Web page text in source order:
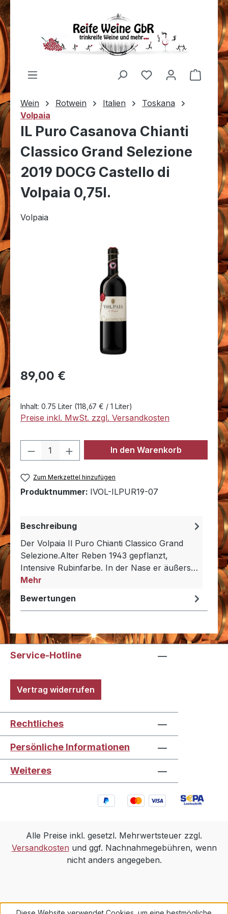
Zum Hauptinhalt springen
Du hast 0
Wein Rotwein Italien
Toskana
Volpaia
IL Puro Casanova Chianti
Classico Grand Selezione
2019 DOCG Castello di
Volpaia 0,75l.
Volpaia
Bildergalerie überspringen
Regulärer Preis:
89,00 €
Inhalt: 0.75 Liter (118,67 € / 1 Liter)
Preise inkl. MwSt. zzgl. Versandkosten
Produkt Anzahl: Gib den
In den Warenkorb
Zum Merkzettel hinzufügen
Produktnummer: IVOL-ILPUR19-07
Beschreibung
Der Volpaia Il Puro Chianti Classico Grand
Selezione.Alter Reben 1943 gepflanzt,
Intensive Rubinfarbe. In der Nase er äußers…
Mehr
Bewertungen
Service-Hotline
Vertrag widerrufen
Rechtliches
Persönliche Informationen
Weiteres
Alle Preise inkl. gesetzl. Mehrwertsteuer zzgl.
Versandkosten und ggf. Nachnahmegebühren, wenn
nicht anders angegeben.